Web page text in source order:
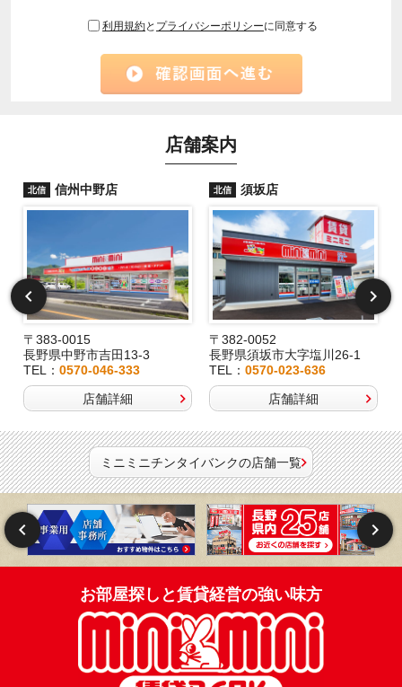
利用規約と プライバシーポリシーに同意する
店舗案内
北信 信州中野店
〒383-0015
長野県中野市吉田13-3
TEL： 0570-046-333
店舗詳細
北信 須坂店
〒382-0052
長野県須坂市大字塩川26-1
TEL：0570-023-636
店舗詳細
ミニミニチンタイバンクの店舗一覧
お部屋探しと賃貸経営の強い味方